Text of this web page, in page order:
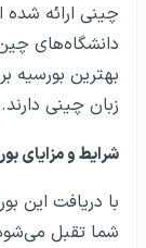
چینی ارائه
دانشگاه‌های
بهترین بورسیه
زبان چینی دارند.
شرایط و مزایای
با دریافت این
شما تقبل